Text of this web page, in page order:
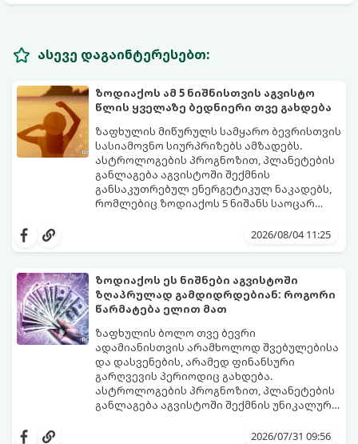
ასევე დაგაინტერესებთ:
ზოდიაქოს ამ 5 ნიშნისთვის აგვისტო
წლის ყველაზე ბედნიერი თვე გახდება
ზაფხულის მიწურულს სამყარო ბევრისთვის
სასიამოვნო სიურპრიზებს ამზადებს.
ასტროლოგების პროგნოზით, პლანეტების
განლაგება აგვისტოში შექმნის
განსაკუთრებულ ენერგეტიკულ ნაკადებს,
რომლებიც ზოდიაქოს 5 ნიშანს საოცარ
ყველაზე ბედნიერი თვე აღმოჩნდება.
2026/08/04 11:25
ზოდიაქოს ეს ნიშნები აგვისტოში
ზღაპრულად გამდიდრდებიან: როგორი
წარმატება ელით მათ
ზაფხულის ბოლო თვე ბევრი
ადამიანისთვის არამხოლოდ შვებულებისა
და დასვენების, არამედ ფინანსური
გარღვევის პერიოდიც გახდება.
ასტროლოგების პროგნოზით, პლანეტების
განლაგება აგვისტოში შექმნის უნიკალურ
ზოდიაქოს 4 ნიშანს ფინანსური წარმატების
შორის, ვისაც აგვისტოში ფინანსური
2026/07/31 09:56